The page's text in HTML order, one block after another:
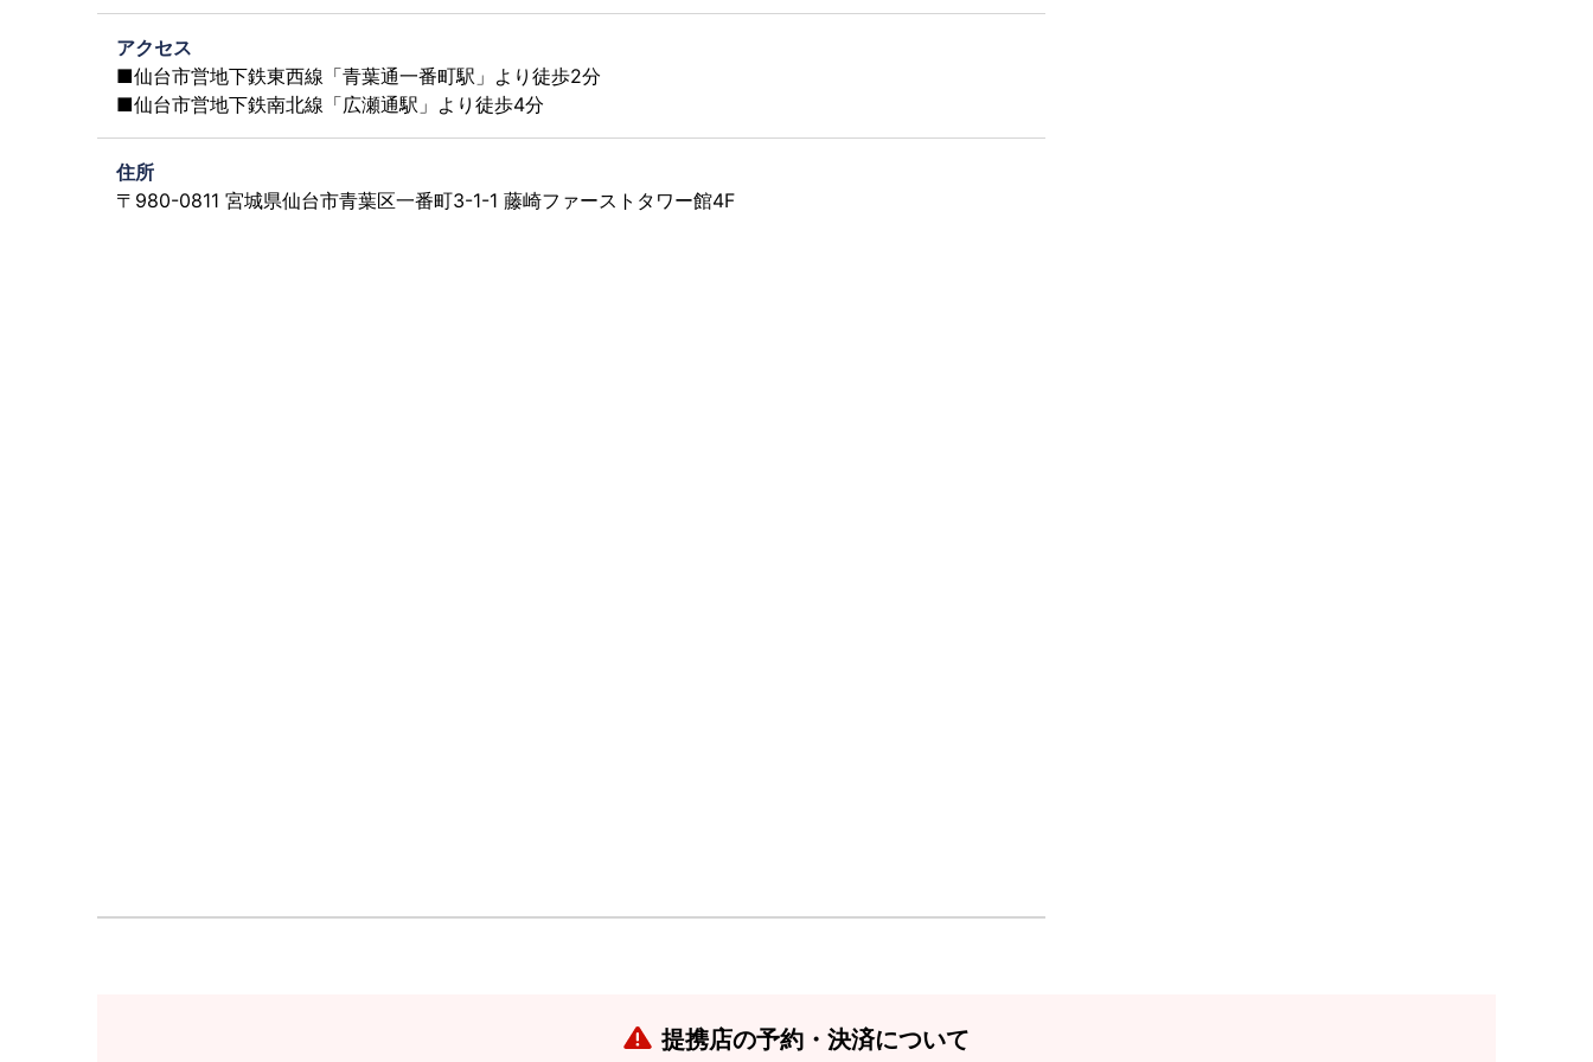
アクセス
■仙台市営地下鉄東西線「青葉通一番町駅」より徒歩2分
■仙台市営地下鉄南北線「広瀬通駅」より徒歩4分
住所
〒980-0811 宮城県仙台市青葉区一番町3-1-1 藤崎ファーストタワー館4F
提携店の予約・決済について